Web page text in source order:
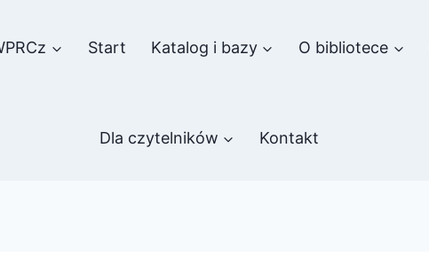
Start Katalog i bazy O bibliotece
Dla czytelników Kontakt